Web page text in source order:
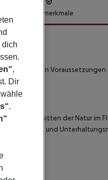
Hotelmerkmale
die besten
sich inmitten der Natur im
Einkaufs- und
dich
,
Dir
.